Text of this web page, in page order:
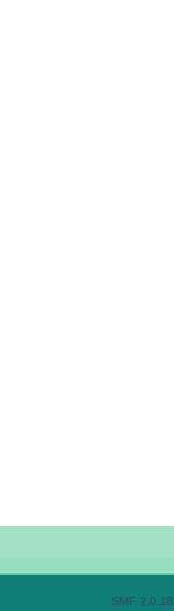
SMF 2.0.18